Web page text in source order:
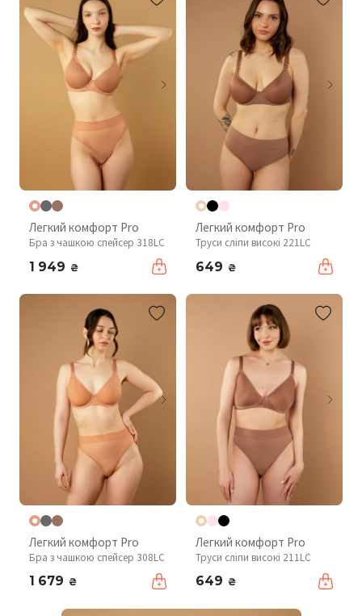
Легкий комфорт Pro
Бра з чашкою спейсер 318LC
1 949 ₴
Легкий комфорт Pro
Труси сліпи високі 221LC
649 ₴
Легкий комфорт Pro
Бра з чашкою спейсер 308LC
1 679 ₴
Легкий комфорт Pro
Труси сліпи високі 211LC
649 ₴